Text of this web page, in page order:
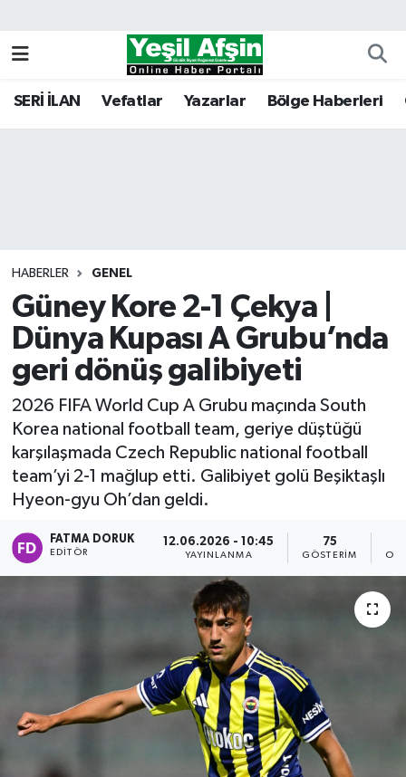
SERİ İLAN Vefatlar Yazarlar Bölge Haberleri
HABERLER GENEL
Güney Kore 2-1 Çekya |
Dünya Kupası A Grubu’nda
geri dönüş galibiyeti
2026 FIFA World Cup A Grubu maçında South
Korea national football team, geriye düştüğü
karşılaşmada Czech Republic national football
team’yi 2-1 mağlup etti. Galibiyet golü Beşiktaşlı
Hyeon-gyu Oh’dan geldi.
FATMA DORUK
EDITÖR
12.06.2026 - 10:45
YAYINLANMA
75
GÖSTERIM
Kahramanmaraş Nöbetçi Eczaneler
Tüm Manşetler
Son Dakika Haberleri